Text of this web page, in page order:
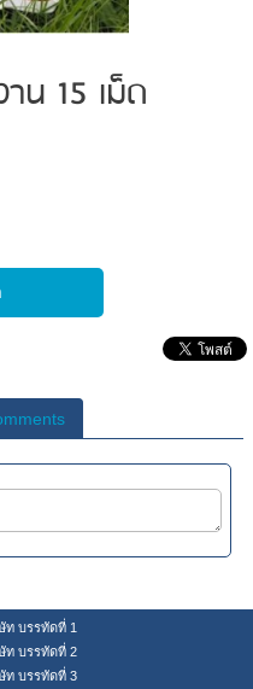
น 15 เม็ด
ท บรรทัดที่ 1
ท บรรทัดที่ 2
ท บรรทัดที่ 3